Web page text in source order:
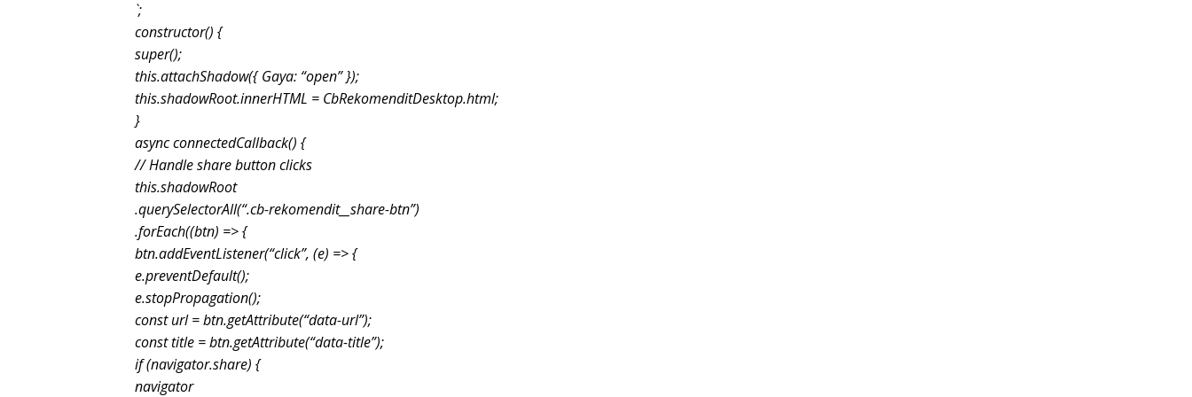
`;
constructor() {
super();
this.attachShadow({ Gaya: “open” });
this.shadowRoot.innerHTML = CbRekomenditDesktop.html;
}
async connectedCallback() {
// Handle share button clicks
this.shadowRoot
.querySelectorAll(“.cb-rekomendit__share-btn”)
.forEach((btn) => {
btn.addEventListener(“click”, (e) => {
e.preventDefault();
e.stopPropagation();
const url = btn.getAttribute(“data-url”);
const title = btn.getAttribute(“data-title”);
if (navigator.share) {
navigator